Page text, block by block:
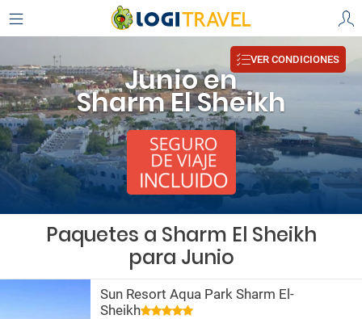
Junio en
Sharm El Sheikh
VER CONDICIONES
Paquetes a Sharm El Sheikh
para Junio
Sun Resort Aqua Park Sharm El-
Sheikh